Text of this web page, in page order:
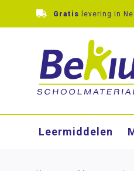
Gratis levering in
Leermiddelen